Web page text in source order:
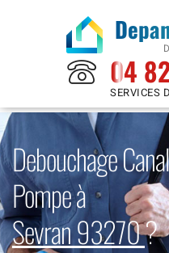
04
SERVICES
Debouchage
Pompe à
Sevran 93270?